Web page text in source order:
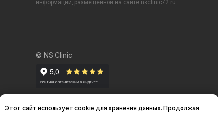
информации, размещенной на сайте nsclinic72.ru
© NS Clinic
Этот сайт использует cookie для хранения данных. Продолжая